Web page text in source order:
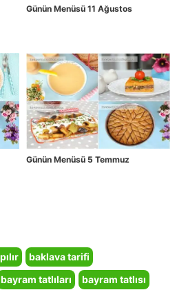
Günün Menüsü 11 Ağustos
Günün Menüsü 5 Temmuz
baklava tarifi
bayram tatlıları
bayram tatlısı